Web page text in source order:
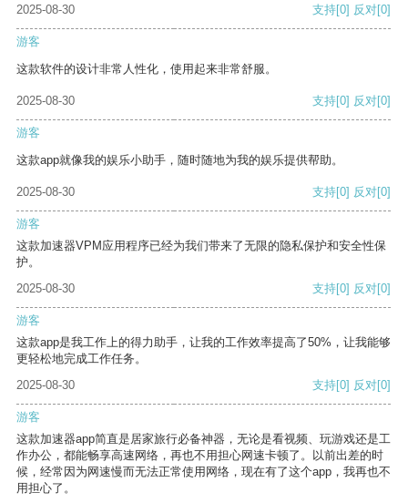
2025-08-30
支持[0] 反对[0]
游客
这款软件的设计非常人性化，使用起来非常舒服。
2025-08-30 支持[0] 反对[0]
游客
这款app就像我的娱乐小助手，随时随地为我的娱乐提供帮助。
2025-08-30 支持[0] 反对[0]
游客
这款加速器VPM应用程序已经为我们带来了无限的隐私保护和安全性保
护。
2025-08-30
支持[0] 反对[0]
游客
这款app是我工作上的得力助手，让我的工作效率提高了50%，让我能够
更轻松地完成工作任务。
2025-08-30
支持[0] 反对[0]
游客
这款加速器app简直是居家旅行必备神器，无论是看视频、玩游戏还是工
作办公，都能畅享高速网络，再也不用担心网速卡顿了。以前出差的时
候，经常因为网速慢而无法正常使用网络，现在有了这个app，我再也不
用担心了。